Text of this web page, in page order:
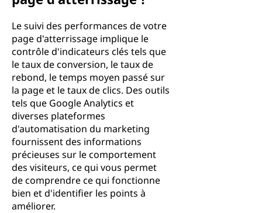
Le suivi des performances de votre
page d'atterrissage implique le
contrôle d'indicateurs clés tels que
le taux de conversion, le taux de
rebond, le temps moyen passé sur
la page et le taux de clics. Des outils
tels que Google Analytics et
diverses plateformes
d'automatisation du marketing
fournissent des informations
précieuses sur le comportement
des visiteurs, ce qui vous permet
de comprendre ce qui fonctionne
bien et d'identifier les points à
améliorer.